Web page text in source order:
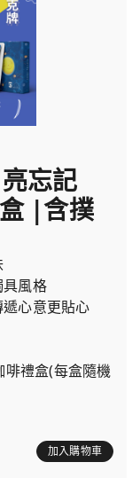
忘記
|含撲
風格
心意更貼心
禮盒(每盒隨機
加入購物車